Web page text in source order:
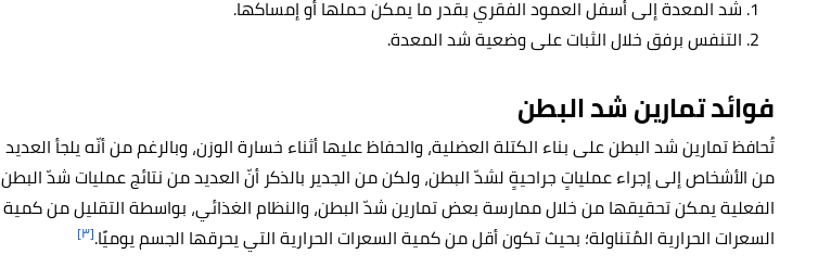
شد المعدة إلى أسفل العمود الفقري بقدر ما يمكن حملها أو إمساكها.
التنفس برفق خلال الثبات على وضعية شد المعدة.
فوائد تمارين شد البطن
تُحافظ تمارين شد البطن على بناء الكتلة العضلية، والحفاظ عليها أثناء خسارة الوزن، وبالرغم من أنّه يلجأ العديد
من الأشخاص إلى إجراء عملياتٍ جراحيةٍ لشدّ البطن، ولكن من الجدير بالذكر أنّ العديد من نتائج عمليات شدّ البطن
الفعلية يمكن تحقيقها من خلال ممارسة بعض تمارين شدّ البطن، والنظام الغذائي، بواسطة التقليل من كمية
السعرات الحرارية المُتناولة؛ بحيث تكون أقل من كمية السعرات الحرارية التي يحرقها الجسم يوميًا.[٣]